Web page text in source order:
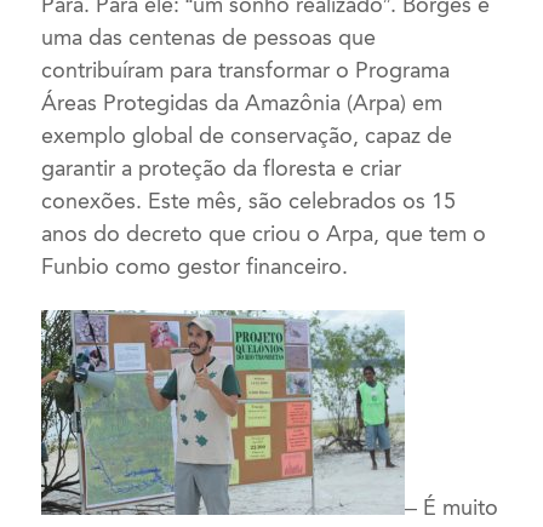
uma das centenas de pessoas que
contribuíram para transformar o Programa
Áreas Protegidas da Amazônia (Arpa) em
exemplo global de conservação, capaz de
garantir a proteção da floresta e criar
conexões. Este mês, são celebrados os 15
anos do decreto que criou o Arpa, que tem o
Funbio como gestor financeiro.
– É muito